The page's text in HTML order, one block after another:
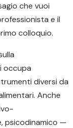
che vuoi
e il
colloquio.
occupa
diversi da
Anche
psicodinamico —